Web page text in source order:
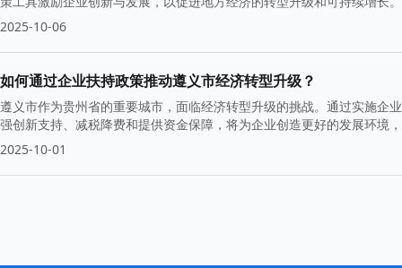
2025-10-06
如何通过企业扶持政策推动遵义市经济转型升级？
遵义市作为贵州省的重要城市，面临经济转型升级的挑战。通过实施企
强创新支持、减税降费和提供资金保障，将为企业创造更好的发展环境
2025-10-01